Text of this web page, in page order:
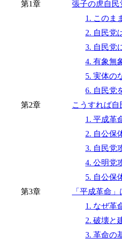
第1章
張子の虎自民
1. このま
2. 自民党
3. 自民党
4. 有象無
5. 実体の
6. 自民党
第2章
こうすれば
1. 平成革
2. 自公保
3. 自民党
4. 公明党
5. 自公保
第3章
「平成革命
1. なぜ革
2. 破壊と
3. 革命の